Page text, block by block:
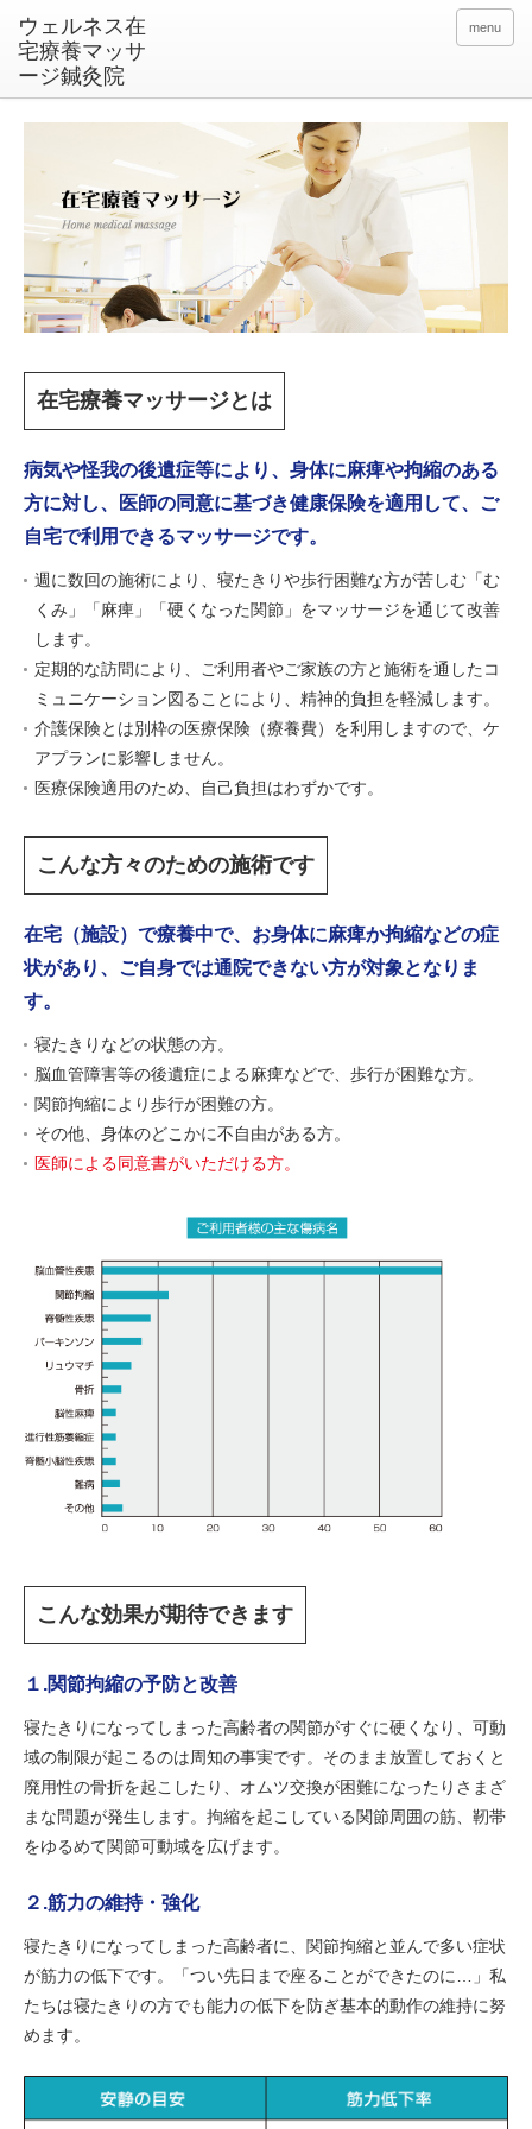
menu
在宅療養マッサージとは
病気や怪我の後遺症等により、身体に麻痺や拘縮のある
方に対し、医師の同意に基づき健康保険を適用して、ご
自宅で利用できるマッサージです。
週に数回の施術により、寝たきりや歩行困難な方が苦しむ「む
くみ」「麻痺」「硬くなった関節」をマッサージを通じて改善
します。
定期的な訪問により、ご利用者やご家族の方と施術を通したコ
ミュニケーション図ることにより、精神的負担を軽減します。
介護保険とは別枠の医療保険（療養費）を利用しますので、ケ
アプランに影響しません。
医療保険適用のため、自己負担はわずかです。
こんな方々のための施術です
在宅（施設）で療養中で、お身体に麻痺か拘縮などの症
状があり、ご自身では通院できない方が対象となりま
す。
寝たきりなどの状態の方。
脳血管障害等の後遺症による麻痺などで、歩行が困難な方。
関節拘縮により歩行が困難の方。
その他、身体のどこかに不自由がある方。
医師による同意書がいただける方。
こんな効果が期待できます
１.関節拘縮の予防と改善
寝たきりになってしまった高齢者の関節がすぐに硬くなり、可動
域の制限が起こるのは周知の事実です。そのまま放置しておくと
廃用性の骨折を起こしたり、オムツ交換が困難になったりさまざ
まな問題が発生します。拘縮を起こしている関節周囲の筋、靭帯
をゆるめて関節可動域を広げます。
２.筋力の維持・強化
寝たきりになってしまった高齢者に、関節拘縮と並んで多い症状
が筋力の低下です。「つい先日まで座ることができたのに…」私
たちは寝たきりの方でも能力の低下を防ぎ基本的動作の維持に努
めます。